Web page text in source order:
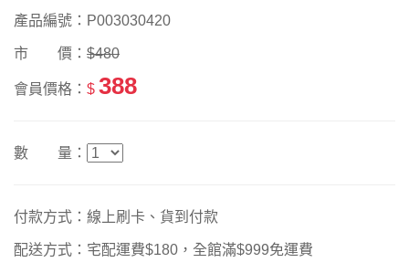
產品編號：P003030420
市 價： $480
會員價格： $ 388
數 量：
付款方式：線上刷卡、貨到付款
配送方式：宅配運費$180，全館滿$999免運費